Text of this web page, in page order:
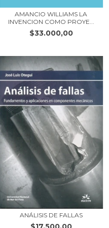
AMANCIO WILLIAMS LA
INVENCION COMO PROYE...
$33.000,00
ANÁLISIS DE FALLAS